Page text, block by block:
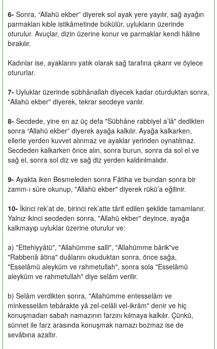
6- Sonra, “Allahü ekber” diyerek sol ayak yere yayılır, sağ ayağın
parmakları kıble istikâmetinde bükülür, uylukların üzerinde
oturulur. Avuçlar, dizin üzerine konur ve parmaklar kendi hâline
bırakılır.
Kadınlar ise, ayaklarını yatık olarak sağ tarafına çıkarır ve öylece
otururlar.
7- Uyluklar üzerinde sübhânallah diyecek kadar oturduktan sonra,
"Allahü ekber" diyerek, tekrar secdeye varılır.
8- Secdede, yine en az üç defa "Sübhâne rabbiyel a’lâ" dedikten
sonra “Allahü ekber” diyerek ayağa kalkılır. Ayağa kalkarken,
ellerle yerden kuvvet alınmaz ve ayaklar yerinden oynatılmaz.
Secdeden kalkarken önce alın, sonra burun, sonra da sol el ve
sağ el, sonra sol diz ve sağ diz yerden kaldırılmalıdır.
9- Ayakta iken Besmeleden sonra Fâtiha ve bundan sonra bir
zamm-ı sûre okunup, "Allahü ekber" diyerek rükü’a eğilinir.
10- İkinci rek’at de, birinci rek’atte târif edilen şekilde tamamlanır.
Yalnız ikinci secdeden sonra, "Allahü ekber" deyince, ayağa
kalkmayıp uyluklar üzerine oturulur ve:
a) "Ettehiyyâtü", "Allahümme salli", "Allahümme bârik"ve
"Rabbenâ âtina" duâlarını okuduktan sonra, önce sağa,
"Esselâmü aleyküm ve rahmetullah", sonra sola "Esselâmü
aleyküm ve rahmetullah" diye selâm verilir.
b) Selâm verdikten sonra, "Allahümme entesselâm ve
minkesselâm tebârakte yâ zel-celâli vel-ikrâm" denir ve hiç
konuşmadan sabah namazının farzını kılmaya kalkılır. Çünkü,
sünnet ile farz arasında konuşmak namazı bozmaz ise de
sevâbına azaltır.